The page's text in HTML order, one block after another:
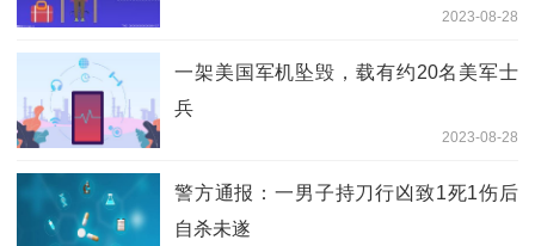
2023-08-28
一架美国军机坠毁，载有约20名美军士
兵
2023-08-28
警方通报：一男子持刀行凶致1死1伤后
自杀未遂